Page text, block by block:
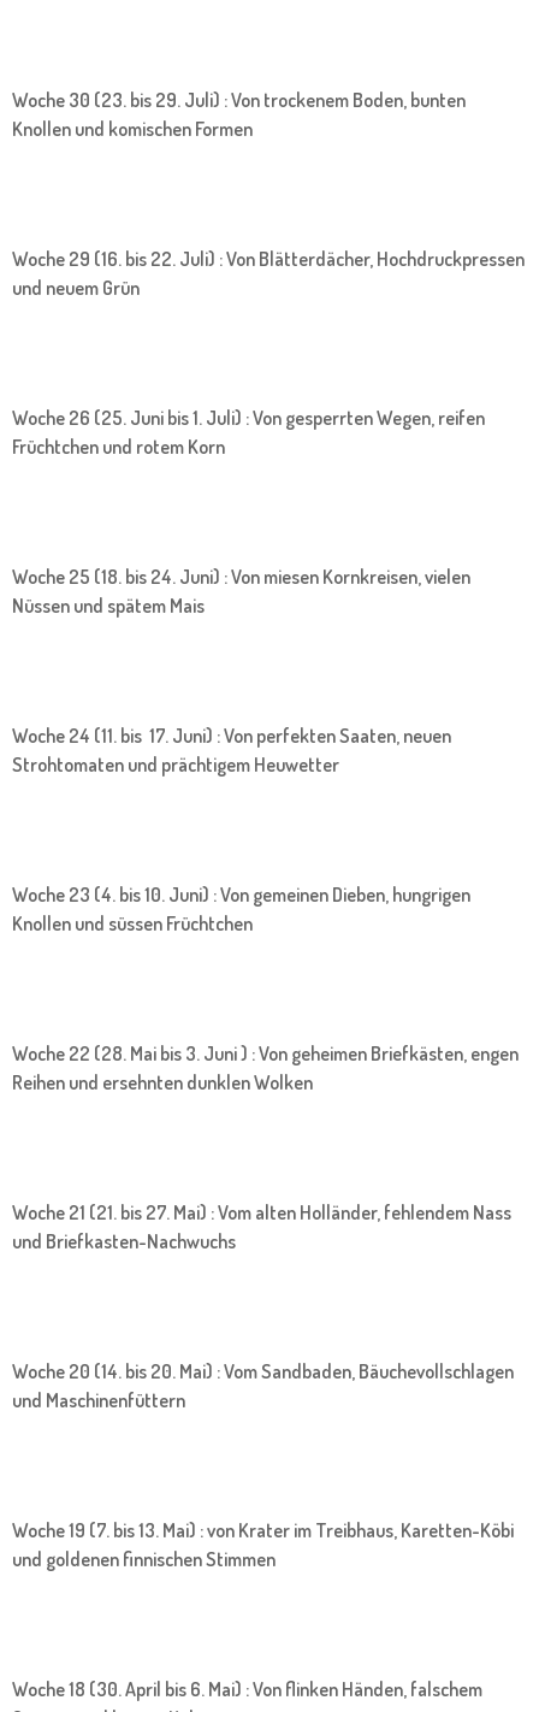
Woche 30 (23. bis 29. Juli) : Von trockenem Boden, bunten
Knollen und komischen Formen
Woche 29 (16. bis 22. Juli) : Von Blätterdächer, Hochdruckpressen
und neuem Grün
Woche 26 (25. Juni bis 1. Juli) : Von gesperrten Wegen, reifen
Früchtchen und rotem Korn
Woche 25 (18. bis 24. Juni) : Von miesen Kornkreisen, vielen
Nüssen und spätem Mais
Woche 24 (11. bis 17. Juni) : Von perfekten Saaten, neuen
Strohtomaten und prächtigem Heuwetter
Woche 23 (4. bis 10. Juni) : Von gemeinen Dieben, hungrigen
Knollen und süssen Früchtchen
Woche 22 (28. Mai bis 3. Juni ) : Von geheimen Briefkästen, engen
Reihen und ersehnten dunklen Wolken
Woche 21 (21. bis 27. Mai) : Vom alten Holländer, fehlendem Nass
und Briefkasten-Nachwuchs
Woche 20 (14. bis 20. Mai) : Vom Sandbaden, Bäuchevollschlagen
und Maschinenfüttern
Woche 19 (7. bis 13. Mai) : von Krater im Treibhaus, Karetten-Köbi
und goldenen finnischen Stimmen
Woche 18 (30. April bis 6. Mai) : Von flinken Händen, falschem